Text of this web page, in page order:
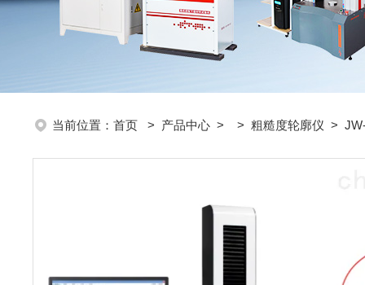
当前位置： 首页 > 产品中心 > > 粗糙度轮廓仪 >